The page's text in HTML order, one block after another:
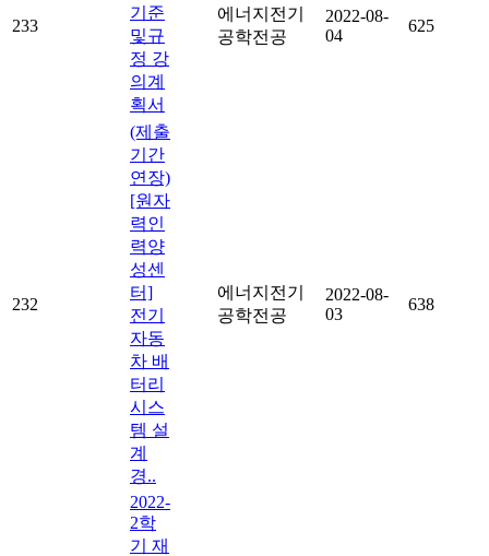
233
기준
및규
정 강
의계
획서
에너지전기
공학전공
2022-08-
04
625
232
(제출
기간
연장)
[원자
력인
력양
성센
터]
전기
자동
차 배
터리
시스
템 설
계
경..
에너지전기
공학전공
2022-08-
03
638
2022-
2학
기 재